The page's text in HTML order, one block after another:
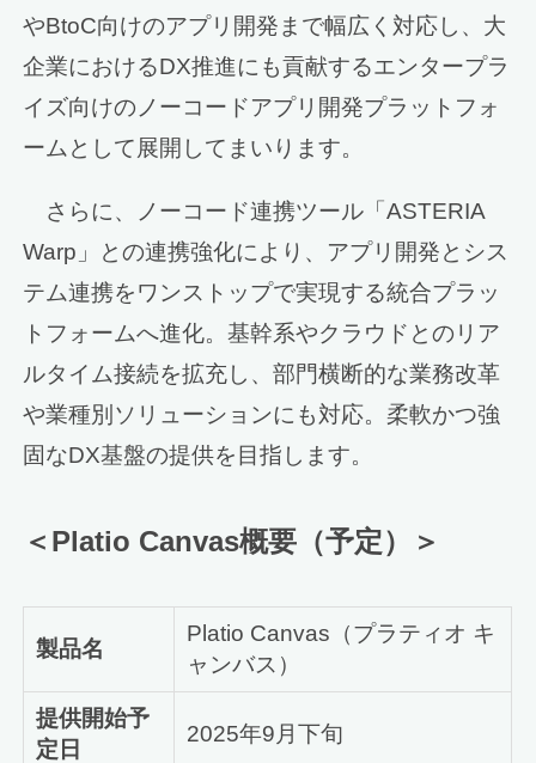
やBtoC向けのアプリ開発まで幅広く対応し、大
企業におけるDX推進にも貢献するエンタープラ
イズ向けのノーコードアプリ開発プラットフォ
ームとして展開してまいります。
さらに、ノーコード連携ツール「ASTERIA
Warp」との連携強化により、アプリ開発とシス
テム連携をワンストップで実現する統合プラッ
トフォームへ進化。基幹系やクラウドとのリア
ルタイム接続を拡充し、部門横断的な業務改革
や業種別ソリューションにも対応。柔軟かつ強
固なDX基盤の提供を目指します。
＜ Platio Canvas概要（予定）＞
製品名
Platio Canvas（プラティオ キ
ャンバス）
提供開始予
定日
2025年9月下旬